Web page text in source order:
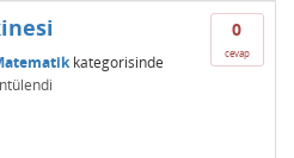
0
cevap
kategorisinde